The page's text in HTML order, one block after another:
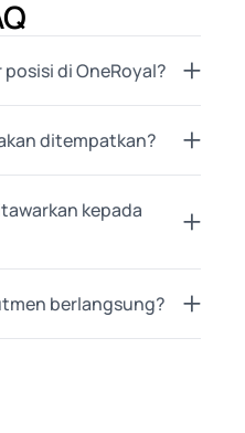
di OneRoyal?
ditempatkan?
kepada
berlangsung?